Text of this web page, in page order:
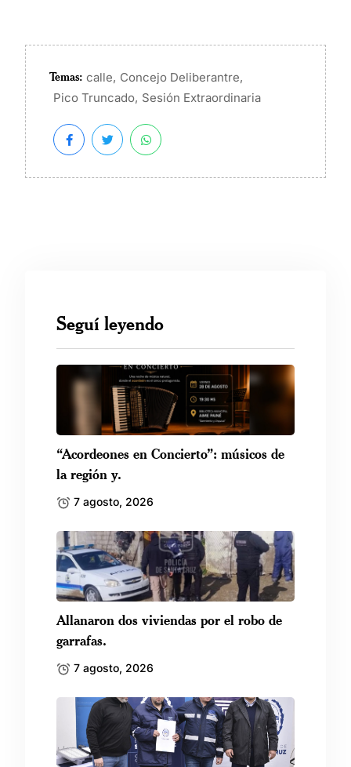
Temas: calle, Concejo Deliberantre,
Pico Truncado, Sesión Extraordinaria
Seguí leyendo
“Acordeones en Concierto”: músicos de
la región y.
7 agosto, 2026
Allanaron dos viviendas por el robo de
garrafas.
7 agosto, 2026